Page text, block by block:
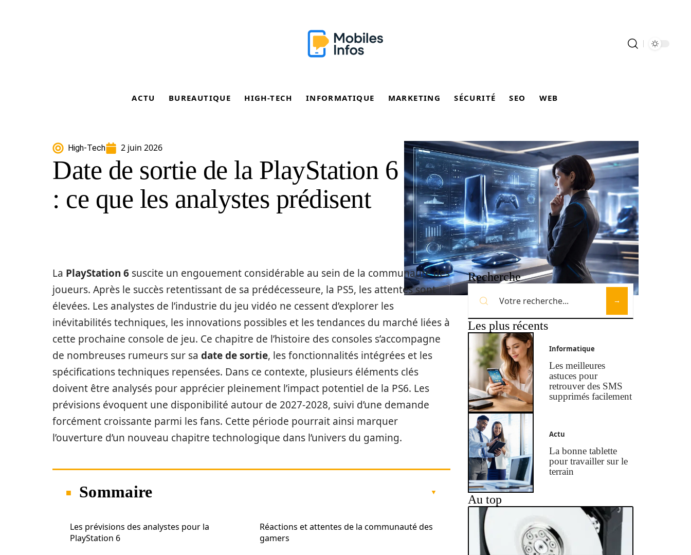
ACTU BUREAUTIQUE HIGH-TECH INFORMATIQUE MARKETING SÉCURITÉ SEO WEB
High-Tech 2 juin 2026
Date de sortie de la PlayStation 6
: ce que les analystes prédisent
La PlayStation 6 suscite un engouement considérable au sein de la communauté des
joueurs. Après le succès retentissant de sa prédécesseure, la PS5, les attentes sont
élevées. Les analystes de l’industrie du jeu vidéo ne cessent d’explorer les
inévitabilités techniques, les innovations possibles et les tendances du marché liées à
cette prochaine console de jeu. Ce chapitre de l’histoire des consoles s’accompagne
de nombreuses rumeurs sur sa date de sortie, les fonctionnalités intégrées et les
spécifications techniques repensées. Dans ce contexte, plusieurs éléments clés
doivent être analysés pour apprécier pleinement l’impact potentiel de la PS6. Les
prévisions évoquent une disponibilité autour de 2027-2028, suivi d’une demande
forcément croissante parmi les fans. Cette période pourrait ainsi marquer
l’ouverture d’un nouveau chapitre technologique dans l’univers du gaming.
Sommaire
Les prévisions des analystes pour la
PlayStation 6
Réactions et attentes de la communauté des
gamers
Recherche
Les plus récents
Informatique
Les meilleures
astuces pour
retrouver des SMS
supprimés facilement
Actu
La bonne tablette
pour travailler sur le
terrain
Au top